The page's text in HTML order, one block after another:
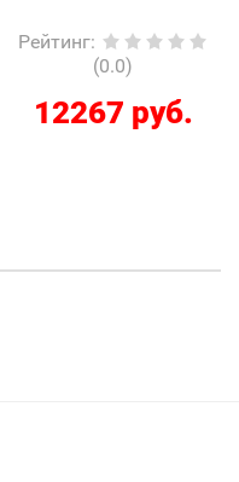
Рейтинг:
(0.0)
12267 руб.